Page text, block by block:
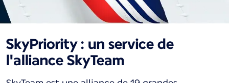
SkyPriority : un service de
l'alliance SkyTeam